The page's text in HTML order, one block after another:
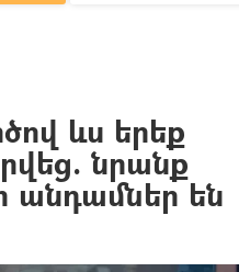
ևս երեք
նրանք
անդամներ են